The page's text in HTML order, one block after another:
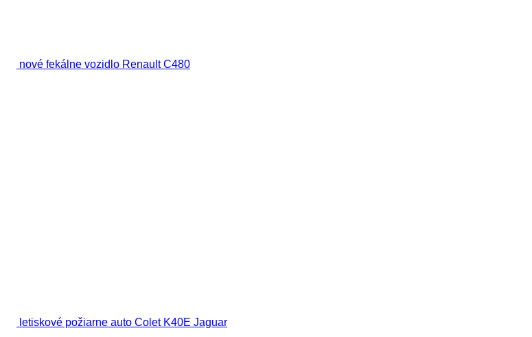
nové fekálne vozidlo Renault C480
letiskové požiarne auto Colet K40E Jaguar